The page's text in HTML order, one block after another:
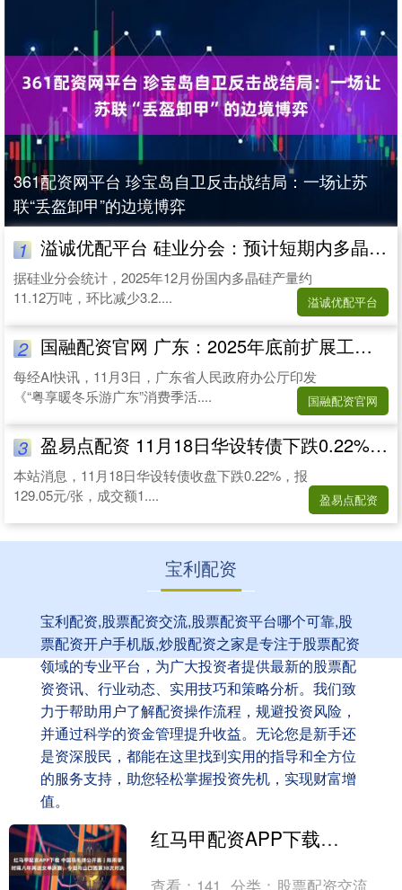
361配资网平台 珍宝岛自卫反击战结局：一场让苏
联“丢盔卸甲”的边境博弈
1 溢诚优配平台 硅业分会：预计短期内多晶硅市场仍将以平稳运行为主
据硅业分会统计，2025年12月份国内多晶硅产量约
11.12万吨，环比减少3.2....
溢诚优配平台
2 国融配资官网 广东：2025年底前扩展工业旅游资源数到300家左右
每经AI快讯，11月3日，广东省人民政府办公厅印发
《“粤享暖冬乐游广东”消费季活....
国融配资官网
3 盈易点配资 11月18日华设转债下跌0.22%，转股溢价率40.89%
本站消息，11月18日华设转债收盘下跌0.22%，报
129.05元/张，成交额1....
盈易点配资
宝利配资
宝利配资,股票配资交流,股票配资平台哪个可靠,股
票配资开户手机版,炒股配资之家是专注于股票配资
领域的专业平台，为广大投资者提供最新的股票配
资资讯、行业动态、实用技巧和策略分析。我们致
力于帮助用户了解配资操作流程，规避投资风险，
并通过科学的资金管理提升收益。无论您是新手还
是资深股民，都能在这里找到实用的指导和全方位
的服务支持，助您轻松掌握投资先机，实现财富增
值。
红马甲配资APP下载 中国羽毛球公开赛｜陈雨菲时隔八年再进女单决赛，今迎与山口茜第38次对决